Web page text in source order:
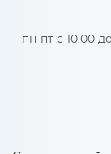
пн-пт с 10.00